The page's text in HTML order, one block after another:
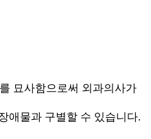
묘사함으로써 외과의사가
애물과 구별할 수 있습니다.